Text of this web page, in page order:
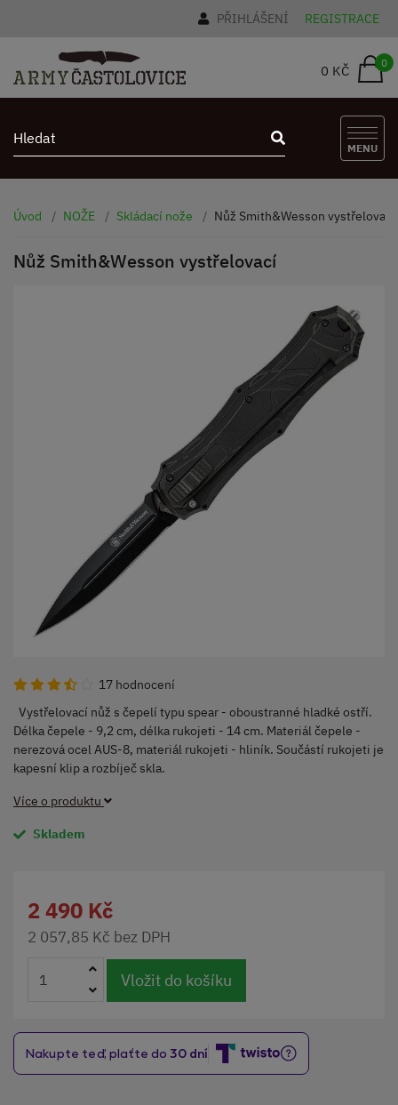
PŘIHLÁŠENÍ REGISTRACE
0 KČ 0
MENU
Úvod NOŽE Skládací nože Nůž Smith&Wesson vystřelovací
Nůž Smith&Wesson vystřelovací
17 hodnocení
Vystřelovací nůž s čepelí typu spear - oboustranné hladké ostří.
Délka čepele - 9,2 cm, délka rukojeti - 14 cm. Materiál čepele -
nerezová ocel AUS-8, materiál rukojeti - hliník. Součástí rukojeti je
kapesní klip a rozbíječ skla.
Více o produktu
Skladem
2 490 Kč
2 057,85 Kč bez DPH
Vložit do košíku